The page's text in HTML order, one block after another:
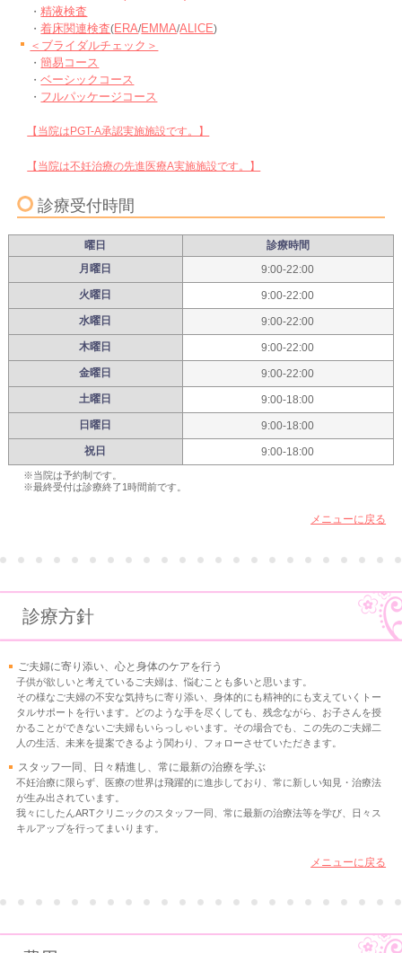
・精液検査
・着床関連検査(ERA/EMMA/ALICE)
＜ブライダルチェック＞
・簡易コース
・ベーシックコース
・ フルパッケージコース
【当院はPGT-A承認実施施設です。】
【当院は不妊治療の先進医療A実施施設です。】
診療受付時間
曜日 診療時間
月曜日 9:00-22:00
火曜日 9:00-22:00
水曜日 9:00-22:00
木曜日 9:00-22:00
金曜日 9:00-22:00
土曜日 9:00-18:00
日曜日 9:00-18:00
祝日 9:00-18:00
※当院は予約制です。
※最終受付は診療終了1時間前です。
メニューに戻る
診療方針
ご夫婦に寄り添い、心と身体のケアを行う
子供が欲しいと考えているご夫婦は、悩むことも多いと思います。
その様なご夫婦の不安な気持ちに寄り添い、身体的にも精神的にも支えていくトー
タルサポートを行います。どのような手を尽くしても、残念ながら、お子さんを授
かることができないご夫婦もいらっしゃいます。その場合でも、この先のご夫婦二
人の生活、未来を提案できるよう関わり、フォローさせていただきます。
スタッフ一同、日々精進し、常に最新の治療を学ぶ
不妊治療に限らず、医療の世界は飛躍的に進歩しており、常に新しい知見・治療法
が生み出されています。
我々にしたんARTクリニックのスタッフ一同、常に最新の治療法等を学び、日々ス
キルアップを行ってまいります。
メニューに戻る